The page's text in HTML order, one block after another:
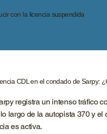
con la licencia suspendida
CDL en el condado de Sarpy:
registra un intenso tráfico
largo de la autopista 370 y el
es activa.